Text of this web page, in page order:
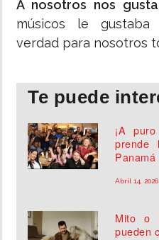
A nosotros nos
músicos le gustaba
verdad para nosotros
Te puede
¡A
Panamá
Abril 14, 2026
Mito o
pueden